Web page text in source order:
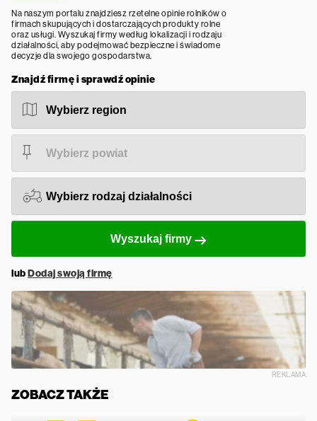
Na naszym portalu znajdziesz rzetelne opinie rolników o
firmach skupujących i dostarczających produkty rolne
oraz usługi. Wyszukaj firmy według lokalizacji i rodzaju
działalności, aby podejmować bezpieczne i świadome
decyzje dla swojego gospodarstwa.
Znajdź firmę i sprawdź opinie
Wyszukaj firmy
lubDodaj swoją firmę
REKLAMA
ZOBACZ TAKŻE